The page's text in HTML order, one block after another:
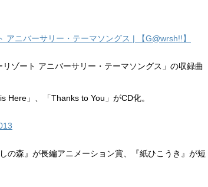
アニバーサリー・テーマソングス | 【G@wrsh!!】
ゾート アニバーサリー・テーマソングス」の収録曲
Here」、「Thanks to You」がCD化。
の森』が長編アニメーション賞、『紙ひこうき』が短